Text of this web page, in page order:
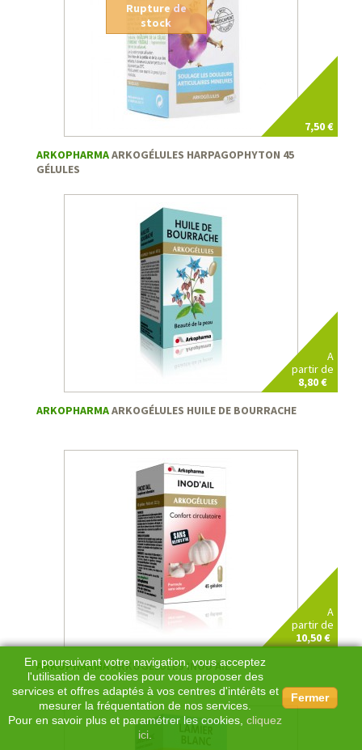
7,50 €
Rupture de
stock
ARKOPHARMAARKOGÉLULES HARPAGOPHYTON 45
GÉLULES
A
partir de
8,80 €
ARKOPHARMAARKOGÉLULES HUILE DE BOURRACHE
A
partir de
10,50 €
ARKOPHARMAARKOGÉLULES INOD'AIL
En poursuivant votre navigation, vous acceptez
l'utilisation de cookies pour vous proposer des
services et offres adaptés à vos centres d'intérêts et
mesurer la fréquentation de nos services.
Pour en savoir plus et paramétrer les cookies, cliquez
ici
Fermer